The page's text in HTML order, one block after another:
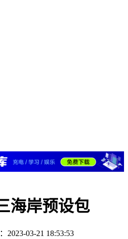
海岸预设包
2023-03-21 18:53:53